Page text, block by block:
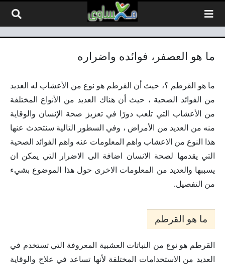
ما هو العصفر، فوائده واضراره
ما هو القرطم ؟، حيث أن القرطم هو نوع من الأعشاب له العديد
من الفوائد الصحية ، حيث أن هناك العديد من الأنواع المختلفة
من الأعشاب التي تلعب دورًا في تعزيز صحة الإنسان والوقاية
منه من العديد من الأمراض ، وفي السطور التالية سنتحدث عنها
هذا النوع من الاعشاب واهم المعلومات عنه واهم الفوائد الصحية
التي يقدمها لصحة الانسان اضافة الى الاضرار التي يمكن ان
يسببها والعديد من المعلومات الاخرى حول هذا الموضوع بشيء
من التفصيل.
ما هو القرطم
القرطم هو نوع من النباتات العشبية المعروفة التي تستخدم في
العديد من الاستخدامات المختلفة لأنها تساعد في علاج والوقاية